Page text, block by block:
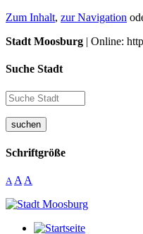
Zum Inhalt, zur Navigation
Stadt Moosburg | Online:
Suche Stadt
suchen
Schriftgröße
A A A